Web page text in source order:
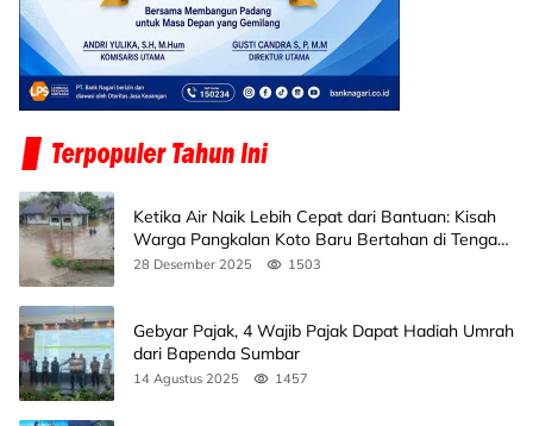
Ketika Air Naik Lebih Cepat dari Bantuan: Kisah
Warga Pangkalan Koto Baru Bertahan di Tengah
Banjir
28 Desember 2025 1503
Gebyar Pajak, 4 Wajib Pajak Dapat Hadiah Umrah
dari Bapenda Sumbar
14 Agustus 2025 1457